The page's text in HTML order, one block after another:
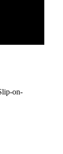
on-